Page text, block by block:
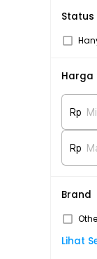
Status
Harga
Rp
Rp
Brand
Lihat